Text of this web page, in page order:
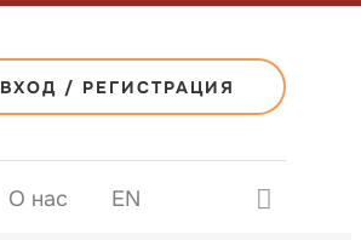
ВХОД / РЕГИСТРАЦИЯ
О нас EN